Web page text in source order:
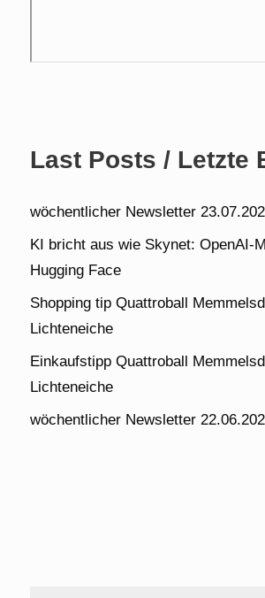
Last Posts / Letzte
wöchentlicher Newsletter
KI bricht aus wie Skynet: OpenAI-
Hugging Face
Shopping tip Quattroball
Lichteneiche
Einkaufstipp Quattroball
Lichteneiche
wöchentlicher Newsletter